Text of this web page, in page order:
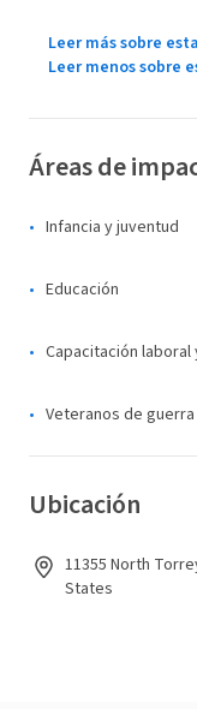
Leer más sobre
Leer menos sobre
Áreas de
Infancia y juventud
Educación
Capacitación laboral
Veteranos de guerra
Ubicación
11355 North
States